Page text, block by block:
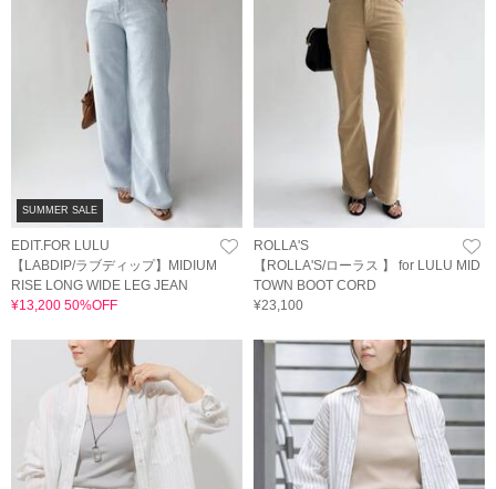
SUMMER SALE
EDIT.FOR LULU
【LABDIP/ラブディップ】MIDIUM
RISE LONG WIDE LEG JEAN
¥13,200 50%OFF
ROLLA'S
【ROLLA'S/ローラス 】 for LULU MID
TOWN BOOT CORD
¥23,100